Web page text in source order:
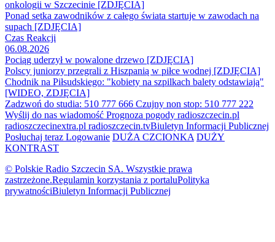
onkologii w Szczecinie [ZDJĘCIA]
Ponad setka zawodników z całego świata startuje w zawodach na
supach [ZDJĘCIA]
Czas Reakcji
06.08.2026
Pociąg uderzył w powalone drzewo [ZDJĘCIA]
Polscy juniorzy przegrali z Hiszpanią w piłce wodnej [ZDJĘCIA]
Chodnik na Piłsudskiego: "kobiety na szpilkach balety odstawiają"
[WIDEO, ZDJĘCIA]
Zadzwoń do studia: 510 777 666 Czujny non stop: 510 777 222
Wyślij do nas wiadomość Prognoza pogody radioszczecin.pl
radioszczecinextra.pl radioszczecin.tvBiuletyn Informacji Publicznej
Posłuchaj teraz Logowanie DUŻA CZCIONKA DUŻY
KONTRAST
© Polskie Radio Szczecin SA. Wszystkie prawa
zastrzeżone.Regulamin korzystania z portaluPolityka
prywatnościBiuletyn Informacji Publicznej